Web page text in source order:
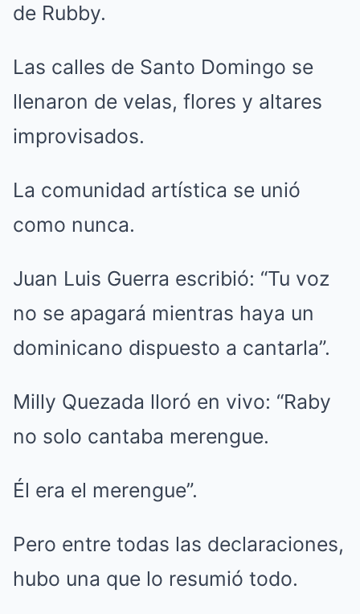
de Rubby.
Las calles de Santo Domingo se
llenaron de velas, flores y altares
improvisados.
La comunidad artística se unió
como nunca.
Juan Luis Guerra escribió: “Tu voz
no se apagará mientras haya un
dominicano dispuesto a cantarla”.
Milly Quezada lloró en vivo: “Raby
no solo cantaba merengue.
Él era el merengue”.
Pero entre todas las declaraciones,
hubo una que lo resumió todo.